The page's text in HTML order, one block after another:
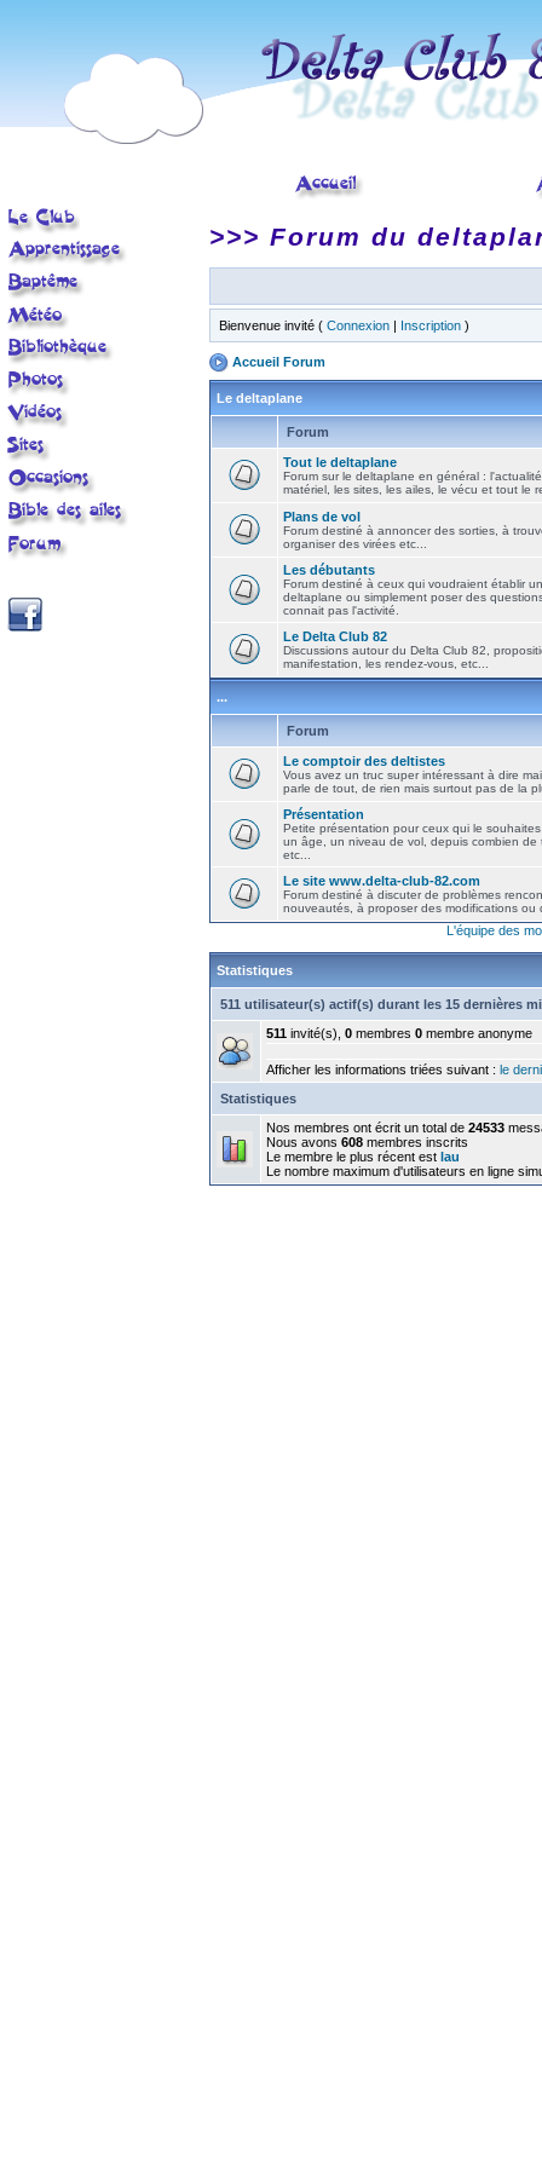
>>> Forum du
Bienvenue invité ( Connexion | Inscription )
Accueil Forum
Le deltaplane
Forum
Tout le deltaplane
Forum sur le deltaplane en général :
matériel, les sites, les ailes, le vécu et tout le
Plans de vol
Forum destiné à annoncer des sorties, à
organiser des virées etc...
Les débutants
Forum destiné à ceux qui voudraient établir
deltaplane ou simplement poser des
connait pas l'activité.
Le Delta Club 82
Discussions autour du Delta Club 82,
manifestation, les rendez-vous, etc...
...
Forum
Le comptoir des deltistes
Vous avez un truc super intéressant à dire
parle de tout, de rien mais surtout pas de la
Présentation
Petite présentation pour ceux qui le
un âge, un niveau de vol, depuis combien de
etc...
Le site www.delta-club-82.com
Forum destiné à discuter de problèmes
nouveautés, à proposer des modifications ou
L'équipe des
Statistiques
511 utilisateur(s) actif(s) durant les 15 dernières
511 invité(s), 0 membres 0 membre anonyme
Afficher les informations triées suivant : le
Statistiques
Nos membres ont écrit un total de 24533
Nous avons 608 membres inscrits
Le membre le plus récent est lau
Le nombre maximum d'utilisateurs en ligne